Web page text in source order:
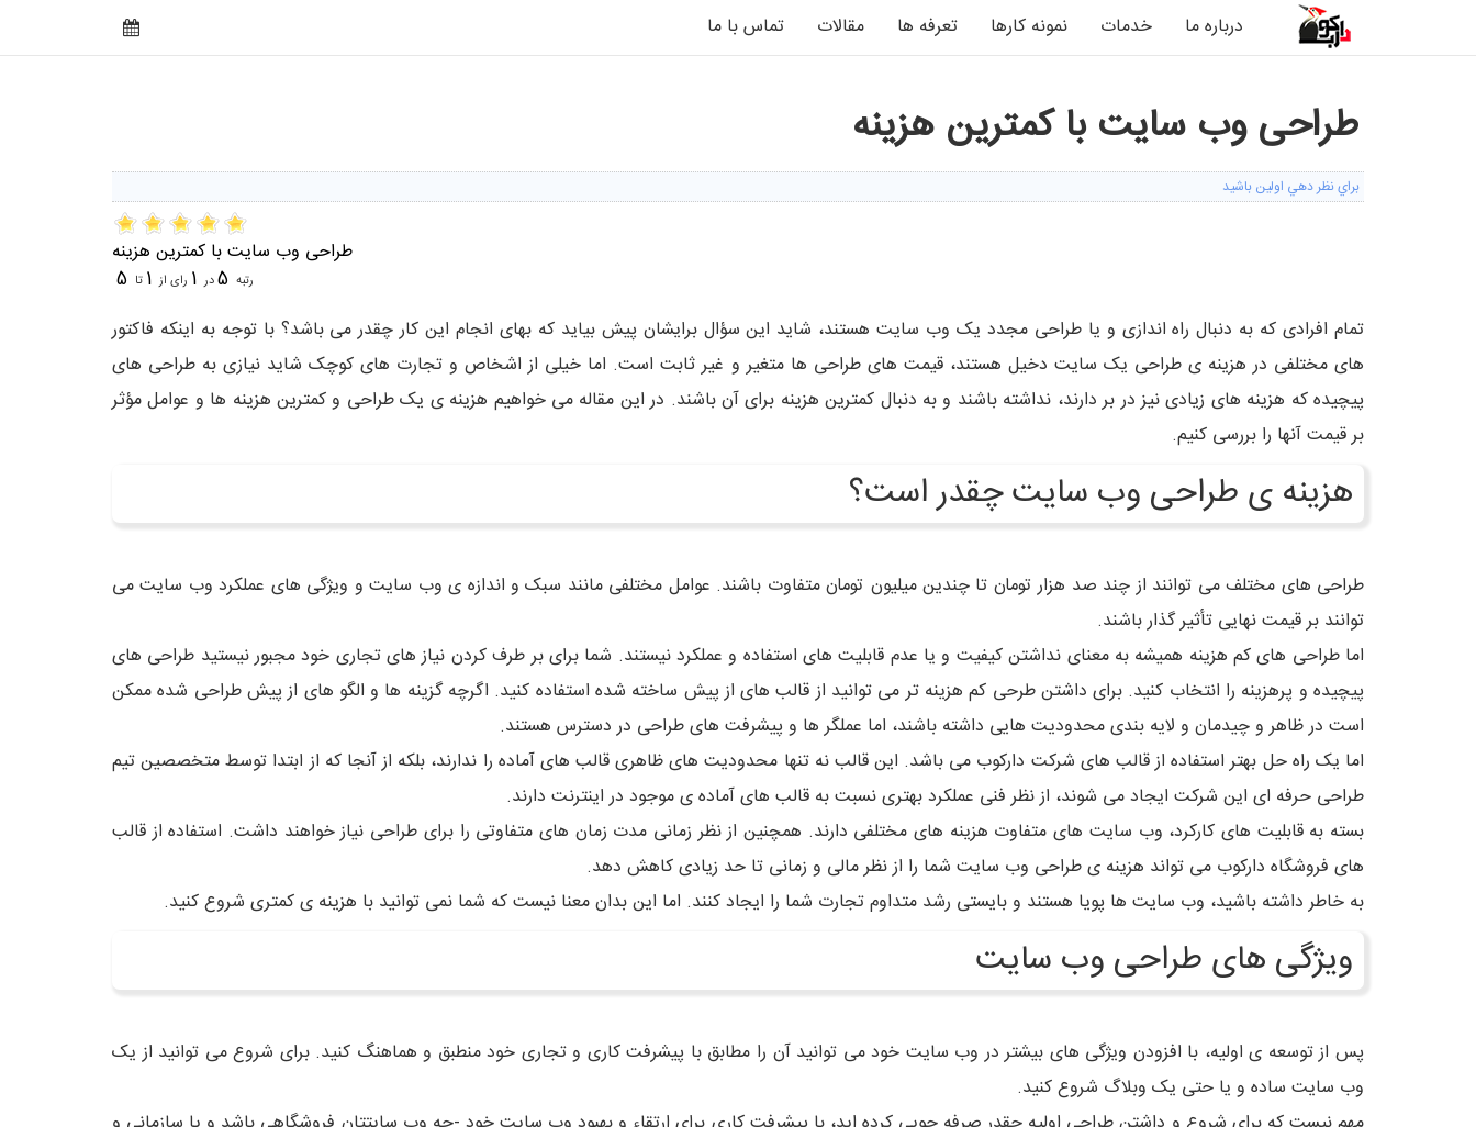
درباره ما خدمات نمونه کارها تعرفه ها مقالات تماس با ما
طراحی وب سایت با کمترین هزینه
براي نظر دهي اولين باشيد
طراحی وب سایت با کمترین هزینه
رتبه 5در 1 رای از 1 تا 5
تمام افرادی که به دنبال راه اندازی و یا طراحی مجدد یک وب سایت هستند، شاید این سؤال برایشان پیش بیاید که بهای انجام این کار چقدر می باشد؟ با توجه به اینکه فاکتور
های مختلفی در هزینه ی طراحی یک سایت دخیل هستند، قیمت های طراحی ها متغیر و غیر ثابت است. اما خیلی از اشخاص و تجارت های کوچک شاید نیازی به طراحی های
پیچیده که هزینه های زیادی نیز در بر دارند، نداشته باشند و به دنبال کمترین هزینه برای آن باشند. در این مقاله می خواهیم هزینه ی یک طراحی و کمترین هزینه ها و عوامل مؤثر
بر قیمت آنها را بررسی کنیم.
هزینه ی طراحی وب سایت چقدر است؟
طراحی های مختلف می توانند از چند صد هزار تومان تا چندین میلیون تومان متفاوت باشند. عوامل مختلفی مانند سبک و اندازه ی وب سایت و ویژگی های عملکرد وب سایت می
توانند بر قیمت نهایی تأثیر گذار باشند.
اما طراحی های کم هزینه همیشه به معنای نداشتن کیفیت و یا عدم قابلیت های استفاده و عملکرد نیستند. شما برای بر طرف کردن نیاز های تجاری خود مجبور نیستید طراحی های
پیچیده و پرهزینه را انتخاب کنید. برای داشتن طرحی کم هزینه تر می توانید از قالب های از پیش ساخته شده استفاده کنید. اگرچه گزینه ها و الگو های از پیش طراحی شده ممکن
است در ظاهر و چیدمان و لایه بندی محدودیت هایی داشته باشند، اما عملگر ها و پیشرفت های طراحی در دسترس هستند.
اما یک راه حل بهتر استفاده از قالب های شرکت دارکوب می باشد. این قالب نه تنها محدودیت های ظاهری قالب های آماده را ندارند، بلکه از آنجا که از ابتدا توسط متخصصین تیم
طراحی حرفه ای این شرکت ایجاد می شوند، از نظر فنی عملکرد بهتری نسبت به قالب های آماده ی موجود در اینترنت دارند.
بسته به قابلیت های کارکرد، وب سایت های متفاوت هزینه های مختلفی دارند. همچنین از نظر زمانی مدت زمان های متفاوتی را برای طراحی نیاز خواهند داشت. استفاده از قالب
های فروشگاه دارکوب می تواند هزینه ی طراحی وب سایت شما را از نظر مالی و زمانی تا حد زیادی کاهش دهد.
به خاطر داشته باشید، وب سایت ها پویا هستند و بایستی رشد متداوم تجارت شما را ایجاد کنند. اما این بدان معنا نیست که شما نمی توانید با هزینه ی کمتری شروع کنید.
ویژگی های طراحی وب سایت
پس از توسعه ی اولیه، با افزودن ویژگی های بیشتر در وب سایت خود می توانید آن را مطابق با پیشرفت کاری و تجاری خود منطبق و هماهنگ کنید. برای شروع می توانید از یک
وب سایت ساده و یا حتی یک وبلاگ شروع کنید.